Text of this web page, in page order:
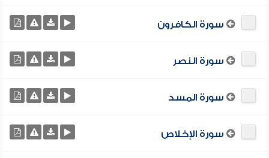
سورة الكافرون
سورة النصر
سورة المسد
سورة الإخلاص